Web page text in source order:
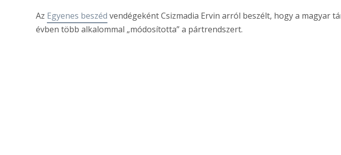
Az Egyenes beszéd vendégeként Csizmadia Ervin arról beszélt, hogy a magyar
évben több alkalommal „módosította” a pártrendszert.